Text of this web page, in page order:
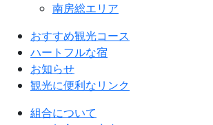
南房総エリア
おすすめ観光コース
ハートフルな宿
お知らせ
観光に便利なリンク
組合について